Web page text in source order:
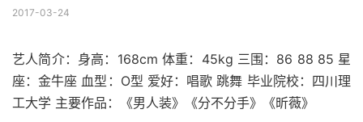
2017-03-24
艺人简介：身高：168cm 体重：45kg 三围：86 88 85 星
座：金牛座 血型：O型 爱好：唱歌 跳舞 毕业院校：四川理
工大学 主要作品：《男人装》《分不分手》《昕薇》